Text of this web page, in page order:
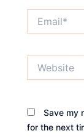
Save my
for the next